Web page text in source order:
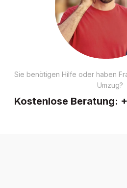
Sie benötigen Hilfe oder haben
Umzug?
Kostenlose Beratung: